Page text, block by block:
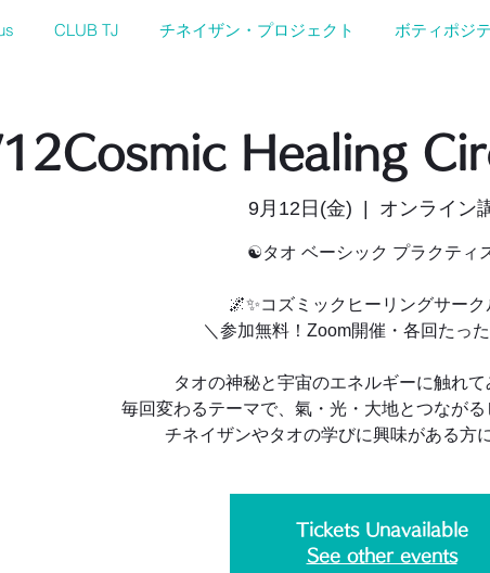
CLUB TJ チネイザン・プロジェクト ボティポジ
Healing
9月12日(金) オンライン
☯️タオ ベーシック プラクティ
🌌✨コズミックヒーリングサーク
＼参加無料！Zoom開催・各回たっ
タオの神秘と宇宙のエネルギーに触れて
毎回変わるテーマで、氣・光・大地とつなが
チネイザンやタオの学びに興味がある方
Tickets Unavailable
See other events